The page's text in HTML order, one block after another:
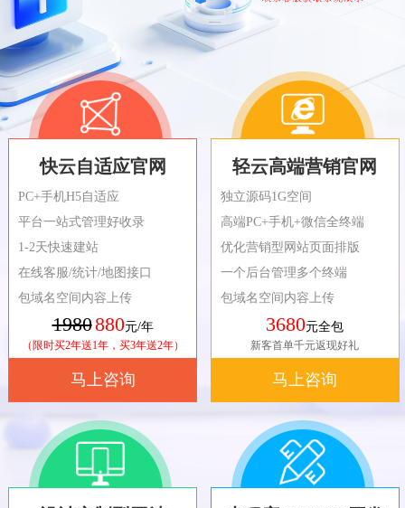
快云自适应官网
PC+手机H5自适应
平台一站式管理好收录
1-2天快速建站
在线客服/统计/地图接口
包域名空间内容上传
1980880元/年
（限时买2年送1年，买3年送2年）
马上咨询
轻云高端营销官网
独立源码1G空间
高端PC+手机+微信全终端
优化营销型网站页面排版
一个后台管理多个终端
包域名空间内容上传
3680元全包
新客首单千元返现好礼
马上咨询